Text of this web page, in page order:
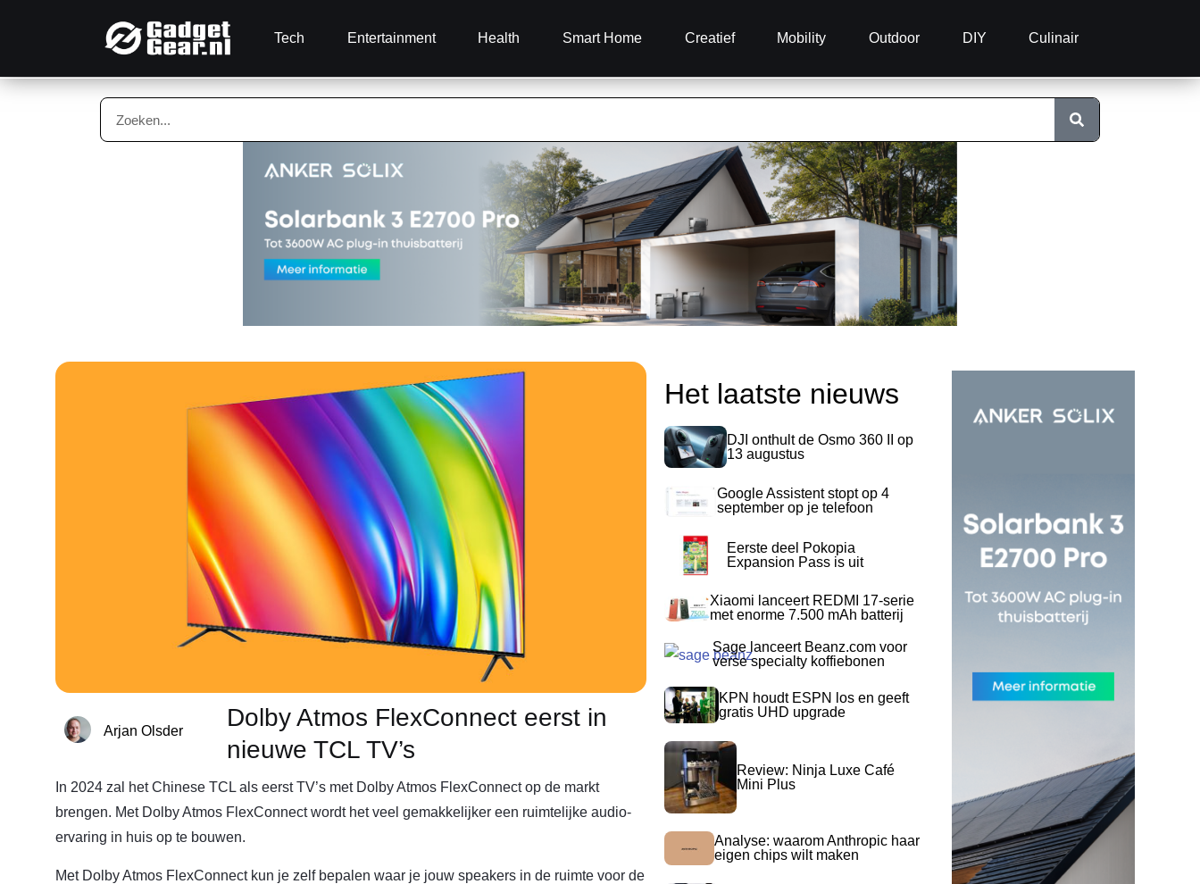
Tech Entertainment Health Smart Home Creatief Mobility Outdoor DIY Culinair
Arjan Olsder
Dolby Atmos FlexConnect eerst in
nieuwe TCL TV’s
In 2024 zal het Chinese TCL als eerst TV’s met Dolby Atmos FlexConnect op de markt
brengen. Met Dolby Atmos FlexConnect wordt het veel gemakkelijker een ruimtelijke audio-
ervaring in huis op te bouwen.
Met Dolby Atmos FlexConnect kun je zelf bepalen waar je jouw speakers in de ruimte voor de
Het laatste nieuws
DJI onthult de Osmo 360 II op
13 augustus
Google Assistent stopt op 4
september op je telefoon
Eerste deel Pokopia
Expansion Pass is uit
Xiaomi lanceert REDMI 17-serie
met enorme 7.500 mAh batterij
Sage lanceert Beanz.com voor
verse specialty koffiebonen
KPN houdt ESPN los en geeft
gratis UHD upgrade
Review: Ninja Luxe Café
Mini Plus
Analyse: waarom Anthropic haar
eigen chips wilt maken